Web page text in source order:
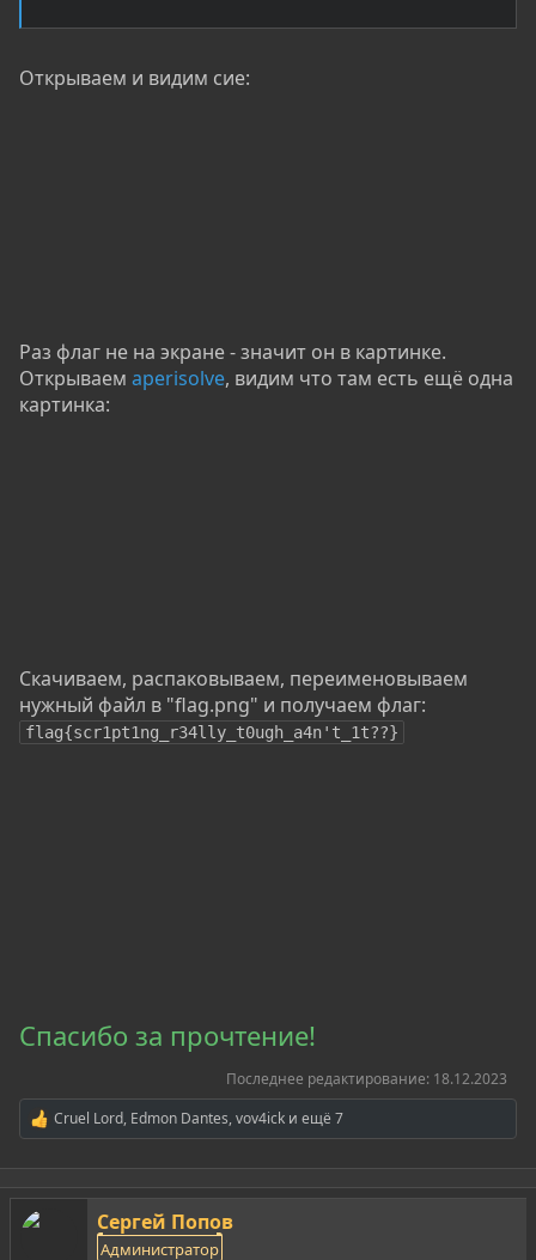
Открываем и видим сие:
Раз флаг не на экране - значит он в картинке.
Открываем aperisolve, видим что там есть ещё одна
картинка:
Скачиваем, распаковываем, переименовываем
нужный файл в "flag.png" и получаем флаг:
flag{scr1pt1ng_r34lly_t0ugh_a4n't_1t??}
Спасибо за прочтение!
Последнее редактирование: 18.12.2023
Р
е
а
к
ц
и
Cruel Lord, Edmon Dantes,vov4ick и ещё 7
Сергей Попов
Администратор